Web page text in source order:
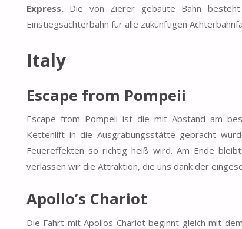
Express.Die von Zierer gebaute Bahn
Einstiegsachterbahn für alle zukünftigen
Italy
Escape from Pompeii
Escape from Pompeii ist die mit Abstand am
Kettenlift in die Ausgrabungsstätte gebracht
Feuereffekten so richtig heiß wird. Am Ende
verlassen wir die Attraktion, die uns dank der
Apollo’s Chariot
Die Fahrt mit Apollos Chariot beginnt gleich mit